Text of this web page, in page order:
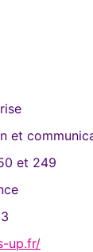
et
et 249
up.fr/